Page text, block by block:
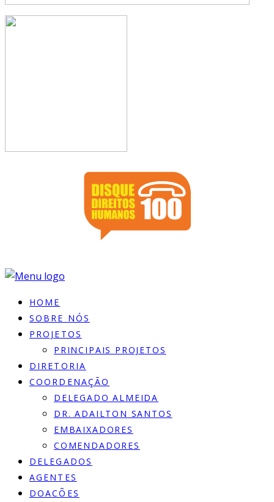
HOME
SOBRE NÓS
PROJETOS
PRINCIPAIS PROJETOS
DIRETORIA
COORDENAÇÃO
DELEGADO ALMEIDA
DR. ADAILTON SANTOS
EMBAIXADORES
COMENDADORES
DELEGADOS
AGENTES
DOACÕES